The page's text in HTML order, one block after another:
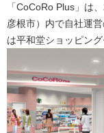
「CoCoRo Plus」は
彦根市）内で自社運
は平和堂ショッピン